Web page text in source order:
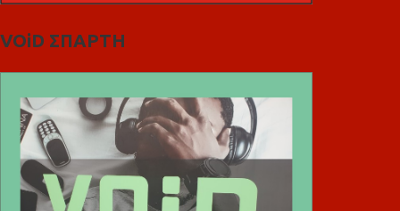
VOiD ΣΠΑΡΤΗ